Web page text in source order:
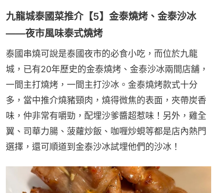
九龍城泰國菜推介【5】金泰燒烤、金泰沙冰
——夜市風味泰式燒烤
泰國串燒可說是泰國夜市的必食小吃，而位於九龍
城，已有20年歷史的金泰燒烤、金泰沙冰兩間店舖，
一間主打燒烤，一間主打沙冰。金泰燒烤款式十分
多，當中推介燒豬頸肉，燒得微焦的表面，夾帶炭香
味，仲非常有嚼勁，配埋沙爹醬超惹味！另外，雞全
翼、司華力腸、菠蘿炒飯、咖喱炒蜆等都是店內熱門
選擇，還可順道到金泰沙冰試埋他們的沙冰！